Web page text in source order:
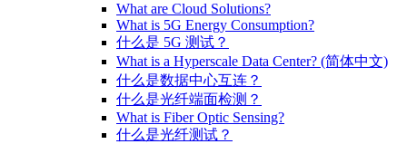
What are Cloud Solutions?
What is 5G Energy Consumption?
什么是 5G 测试？
What is a Hyperscale Data Center? (简体中文)
什么是数据中心互连？
什么是光纤端面检测？
What is Fiber Optic Sensing?
什么是光纤测试？